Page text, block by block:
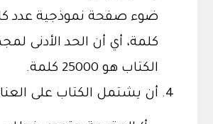
كلمة، أي أن الحد الأدنى
الكتاب هو 25000 كلمة.
أن يشتمل الكتاب على